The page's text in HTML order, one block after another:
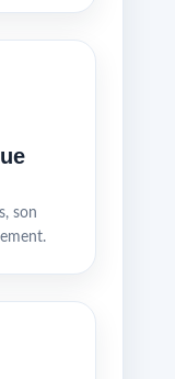
son